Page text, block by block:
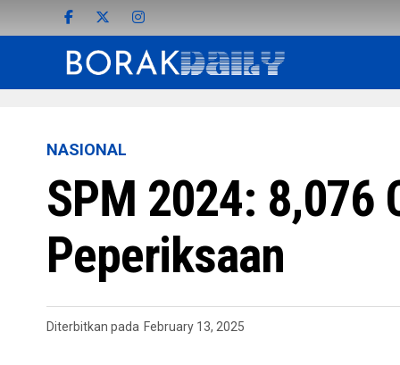
NASIONAL
SPM 2024: 8,076
Peperiksaan
Diterbitkan pada February 13, 2025